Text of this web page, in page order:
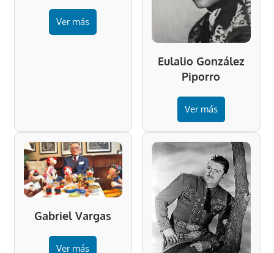
Ver más
Eulalio González
Piporro
Ver más
Gabriel Vargas
Ver más